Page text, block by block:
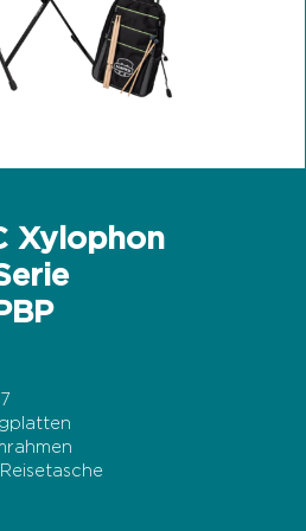
Xylophon